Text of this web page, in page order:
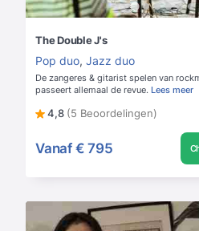
The Double J's
Pop duo, Jazz duo
De zangeres & gitarist spelen van
passeert allemaal de revue. Lees meer
4,8 (5 Beoordelingen)
Vanaf € 795